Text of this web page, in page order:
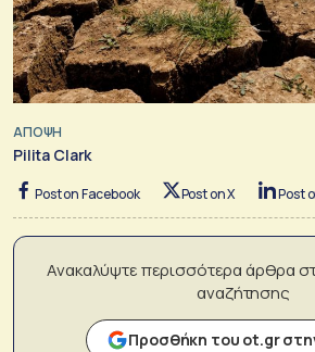
ΑΠΟΨΗ
Pilita Clark
Post on Facebook Post on X Post
Ανακαλύψτε περισσότερα άρθρα
αναζήτησης
Προσθήκη του ot.gr